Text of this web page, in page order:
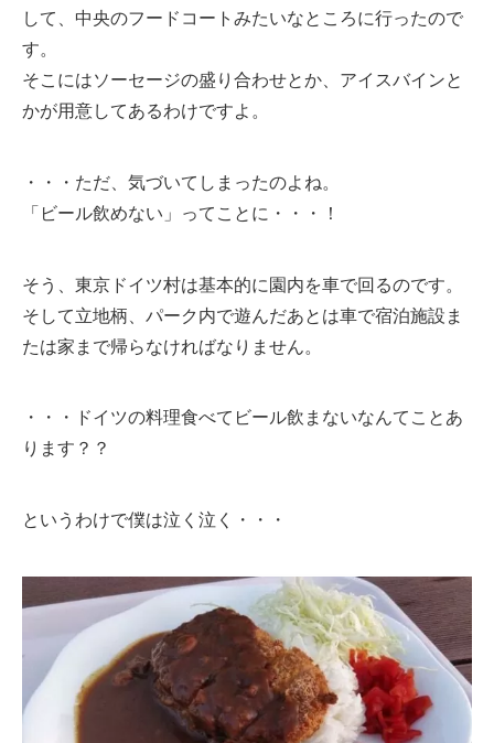
して、中央のフードコートみたいなところに行ったので
す。
そこにはソーセージの盛り合わせとか、アイスバインと
かが用意してあるわけですよ。
・・・ただ、気づいてしまったのよね。
「ビール飲めない」ってことに・・・！
そう、東京ドイツ村は基本的に園内を車で回るのです。
そして立地柄、パーク内で遊んだあとは車で宿泊施設ま
たは家まで帰らなければなりません。
・・・ドイツの料理食べてビール飲まないなんてことあ
ります？？
というわけで僕は泣く泣く・・・